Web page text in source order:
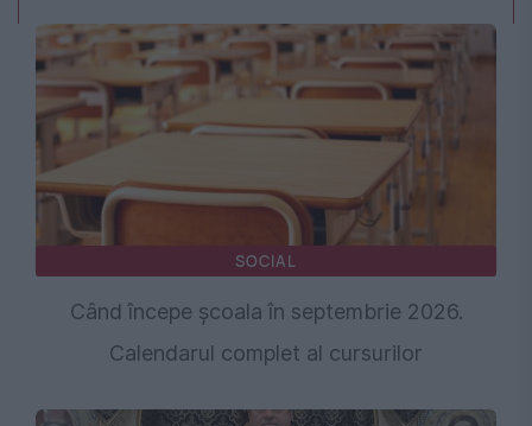
SOCIAL
Când începe școala în septembrie 2026.
Calendarul complet al cursurilor